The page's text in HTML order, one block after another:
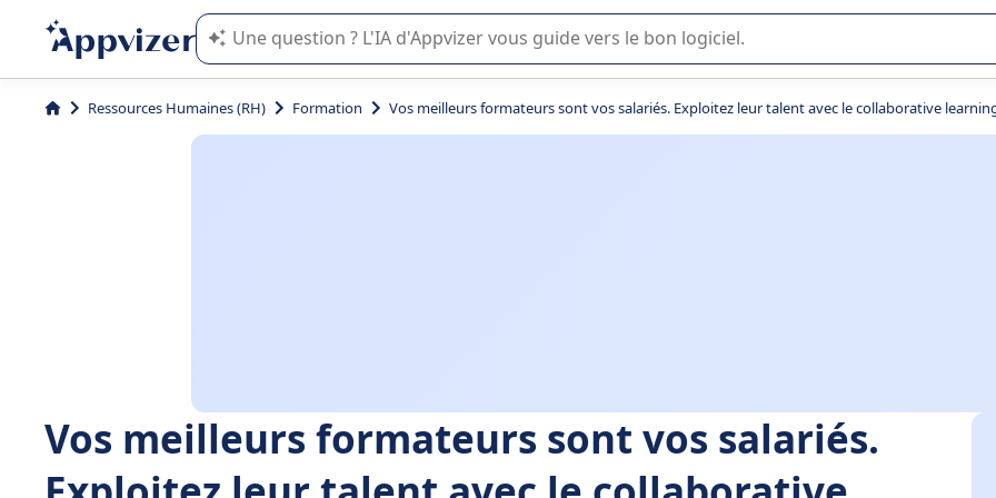
L'IA de Appvizer vous guide dans l'utilisation ou la sélection de logiciel SaaS en entreprise.
Ressources Humaines (RH) Formation Vos meilleurs formateurs sont vos salariés. Exploitez leur talent avec le collaborative
Vos meilleurs formateurs sont vos salariés.